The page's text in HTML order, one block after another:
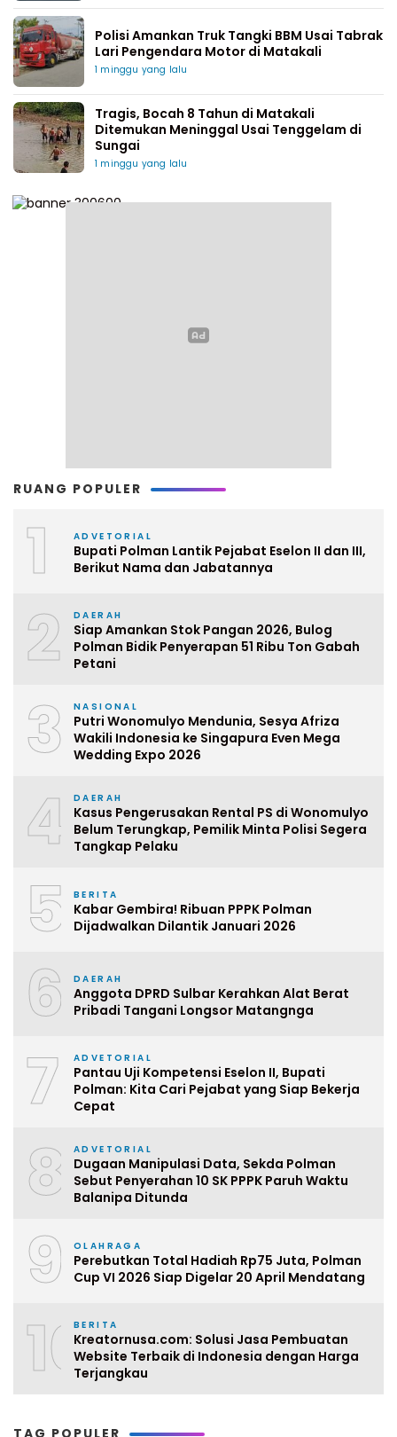
Polisi Amankan Truk Tangki BBM Usai Tabrak
Lari Pengendara Motor di Matakali
1 minggu yang lalu
Tragis, Bocah 8 Tahun di Matakali
Ditemukan Meninggal Usai Tenggelam di
Sungai
1 minggu yang lalu
RUANG POPULER
1 ADVETORIAL
Bupati Polman Lantik Pejabat Eselon II dan III,
Berikut Nama dan Jabatannya
2 DAERAH
Siap Amankan Stok Pangan 2026, Bulog
Polman Bidik Penyerapan 51 Ribu Ton Gabah
Petani
3 NASIONAL
Putri Wonomulyo Mendunia, Sesya Afriza
Wakili Indonesia ke Singapura Even Mega
Wedding Expo 2026
4 DAERAH
Kasus Pengerusakan Rental PS di Wonomulyo
Belum Terungkap, Pemilik Minta Polisi Segera
Tangkap Pelaku
5 BERITA
Kabar Gembira! Ribuan PPPK Polman
Dijadwalkan Dilantik Januari 2026
6 DAERAH
Anggota DPRD Sulbar Kerahkan Alat Berat
Pribadi Tangani Longsor Matangnga
7 ADVETORIAL
Pantau Uji Kompetensi Eselon II, Bupati
Polman: Kita Cari Pejabat yang Siap Bekerja
Cepat
8 ADVETORIAL
Dugaan Manipulasi Data, Sekda Polman
Sebut Penyerahan 10 SK PPPK Paruh Waktu
Balanipa Ditunda
9 OLAHRAGA
Perebutkan Total Hadiah Rp75 Juta, Polman
Cup VI 2026 Siap Digelar 20 April Mendatang
10BERITA
Kreatornusa.com: Solusi Jasa Pembuatan
Website Terbaik di Indonesia dengan Harga
Terjangkau